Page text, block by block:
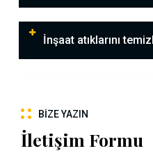
İnşaat atıklarını
BIZE YAZIN
İletişim Formu